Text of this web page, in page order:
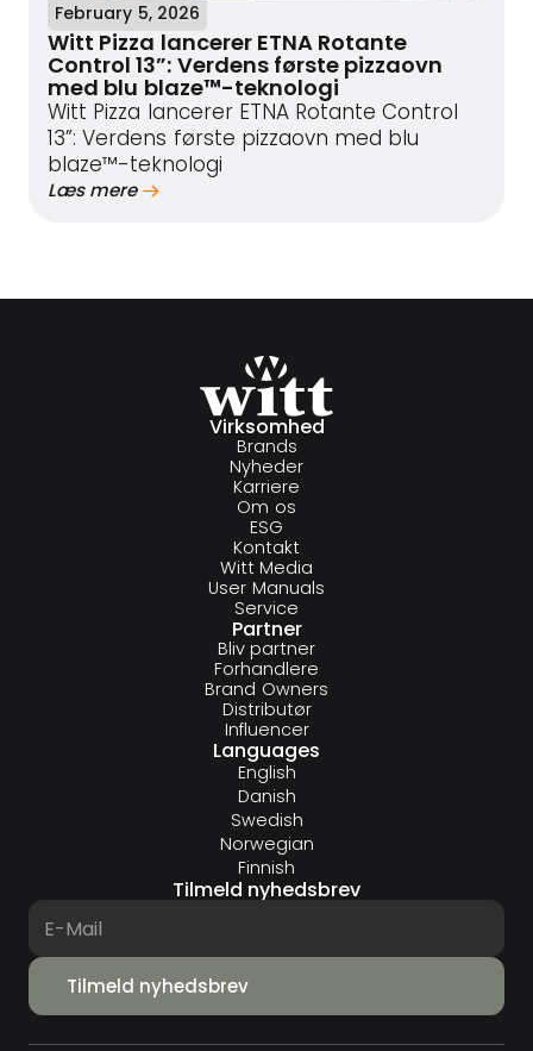
February 5, 2026
Witt Pizza lancerer ETNA Rotante
Control 13”: Verdens første pizzaovn
med blu blaze™-teknologi
Witt Pizza lancerer ETNA Rotante Control
13”: Verdens første pizzaovn med blu
blaze™-teknologi
Læs mere
Virksomhed
Brands
Nyheder
Karriere
Om os
ESG
Kontakt
Witt Media
User Manuals
Service
Partner
Bliv partner
Forhandlere
Brand Owners
Distributør
Influencer
Languages
English
Danish
Swedish
Norwegian
Finnish
Tilmeld nyhedsbrev